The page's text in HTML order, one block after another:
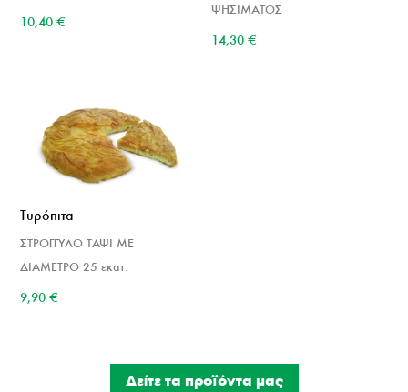
10,40€
ΨΗΣΙΜΑΤΟΣ
14,30€
Τυρόπιτα
ΣΤΡΟΓΓΥΛΟ ΤΑΨΙ ΜΕ
ΔΙΑΜΕΤΡΟ 25 εκατ.
9,90€
Δείτε τα προϊόντα μας